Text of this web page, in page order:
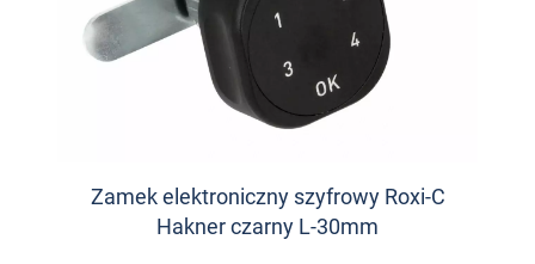
Zamek elektroniczny szyfrowy Roxi-C
Hakner czarny L-30mm